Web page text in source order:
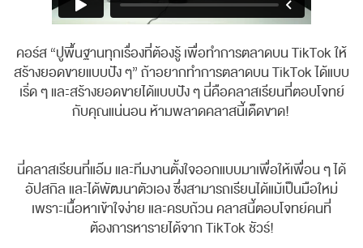
คอร์ส “ปูพื้นฐานทุกเรื่องที่ต้องรู้ เพื่อทำการตลาดบน TikTok ให้
สร้างยอดขายแบบปัง ๆ” ถ้าอยากทำการตลาดบน TikTok ได้แบบ
เริ่ด ๆ และสร้างยอดขายได้แบบปัง ๆ นี่คือคลาสเรียนที่ตอบโจทย์
กับคุณแน่นอน ห้ามพลาดคลาสนี้เด็ดขาด!
นี่คลาสเรียนที่แอ๊ม และทีมงานตั้งใจออกแบบมาเพื่อให้เพื่อน ๆ ได้
อัปสกิล และได้พัฒนาตัวเอง ซึ่งสามารถเรียนได้แม้เป็นมือใหม่
เพราะเนื้อหาเข้าใจง่าย และครบถ้วน คลาสนี้ตอบโจทย์คนที่
ต้องการหารายได้จาก TikTok ชัวร์!